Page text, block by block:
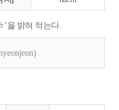
’을 밝혀 적는다.